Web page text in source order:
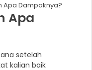
Apa Dampaknya?
Apa
setelah
kalian baik